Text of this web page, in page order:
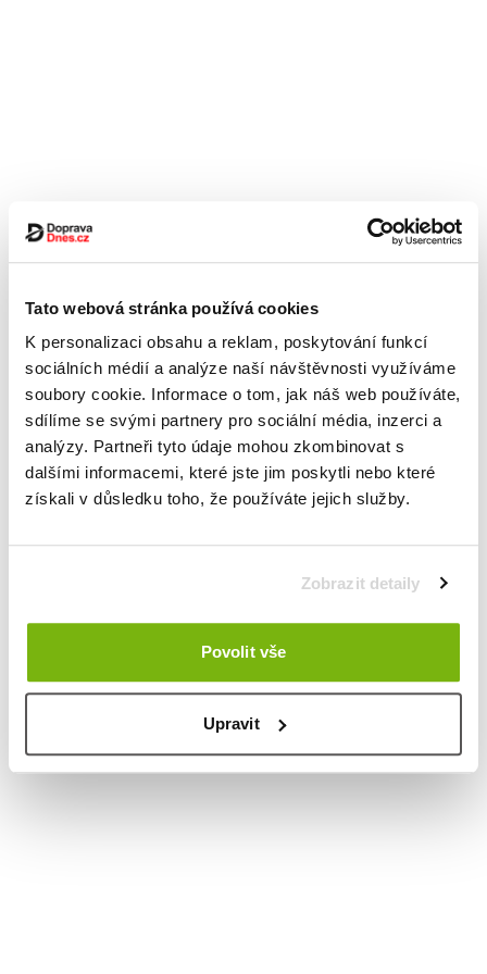
Tato webová stránka používá cookies
K personalizaci obsahu a reklam, poskytování funkcí
sociálních médií a analýze naší návštěvnosti využíváme
soubory cookie. Informace o tom, jak náš web používáte,
sdílíme se svými partnery pro sociální média, inzerci a
analýzy. Partneři tyto údaje mohou zkombinovat s
dalšími informacemi, které jste jim poskytli nebo které
získali v důsledku toho, že používáte jejich služby.
Zobrazit detaily
Povolit vše
Upravit